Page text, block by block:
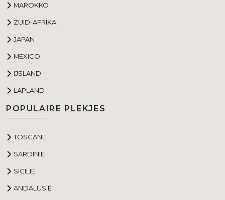
MAROKKO
ZUID-AFRIKA
JAPAN
MEXICO
IJSLAND
LAPLAND
POPULAIRE PLEKJES
TOSCANE
SARDINIË
SICILIË
ANDALUSIË